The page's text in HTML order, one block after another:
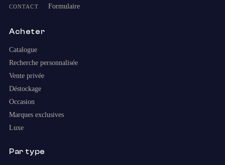
CONTACT Formulaire
Acheter
Catalogue
Recherche personnalisée
Vente privée
Déstockage
Occasion
Marques exclusives
Luxe
Par type